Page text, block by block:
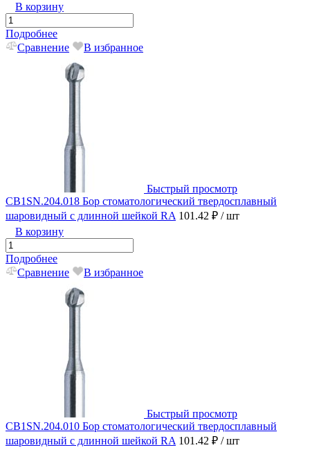
В корзину
Подробнее
Сравнение
В избранное
Быстрый просмотр
CB1SN.204.018 Бор стоматологический твердосплавный
шаровидный с длинной шейкой RA 101.42 ₽ / шт
В корзину
Подробнее
Сравнение
В избранное
Быстрый просмотр
CB1SN.204.010 Бор стоматологический твердосплавный
шаровидный с длинной шейкой RA 101.42 ₽ / шт